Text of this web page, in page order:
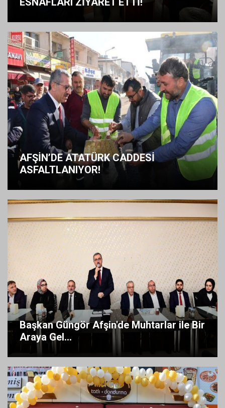
AFŞİN’DE ATATÜRK CADDESİ
ASFALTLANIYOR!
Başkan Güngör Afşin'de Muhtarlar ile Bir
Araya Gel...